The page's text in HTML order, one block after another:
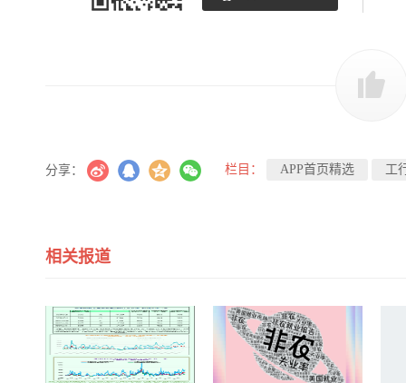
分享： 栏目： APP首页精选 工
相关报道